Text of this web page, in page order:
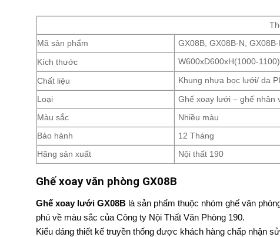
Mã sản phẩm GX08B, GX08B-N, GX08B-
Kích thước W600xD600xH(1000-
Chất liệu Khung nhựa bọc lưới/ da
Loại Ghế xoay lưới – ghế nhân
Màu sắc Nhiều màu
Bảo hành 12 Tháng
Hãng sản xuất Nội thất 190
Ghế xoay văn phòng GX08B
Ghế xoay lưới GX08Blà sản phẩm thuộc nhóm ghế văn
phú về màu sắc của Công ty Nội Thất Văn Phòng 190.
Kiểu dáng thiết kế truyền thống được khách hàng chấp nhận